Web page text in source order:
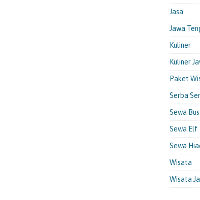
Jasa
Jawa
Kuliner
Kuliner
Paket
Serba
Sewa Bus
Sewa Elf
Sewa
Wisata
Wisata